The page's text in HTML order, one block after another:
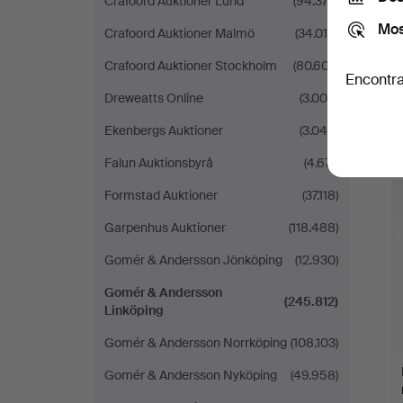
Crafoord Auktioner Malmö
(34.015)
Crafoord Auktioner Stockholm
(80.607)
Dreweatts Online
(3.000)
Ekenbergs Auktioner
(3.046)
Falun Auktionsbyrå
(4.671)
Formstad Auktioner
(37.118)
Garpenhus Auktioner
(118.488)
Gomér & Andersson Jönköping
(12.930)
Gomér & Andersson
Linköping
(245.812)
Gomér & Andersson Norrköping (108.103)
Gomér & Andersson Nyköping
(49.958)